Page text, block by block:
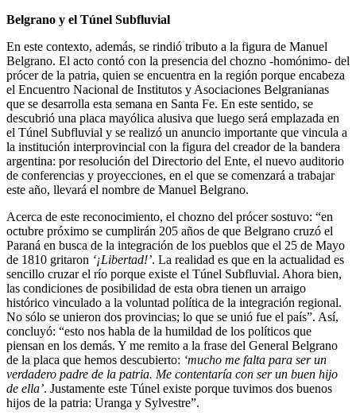
Belgrano y el Túnel Subfluvial
En este contexto, además, se rindió tributo a la figura de Manuel
Belgrano. El acto contó con la presencia del chozno -homónimo- del
prócer de la patria, quien se encuentra en la región porque encabeza
el Encuentro Nacional de Institutos y Asociaciones Belgranianas
que se desarrolla esta semana en Santa Fe. En este sentido, se
descubrió una placa mayólica alusiva que luego será emplazada en
el Túnel Subfluvial y se realizó un anuncio importante que vincula a
la institución interprovincial con la figura del creador de la bandera
argentina: por resolución del Directorio del Ente, el nuevo auditorio
de conferencias y proyecciones, en el que se comenzará a trabajar
este año, llevará el nombre de Manuel Belgrano.
Acerca de este reconocimiento, el chozno del prócer sostuvo: “en
octubre próximo se cumplirán 205 años de que Belgrano cruzó el
Paraná en busca de la integración de los pueblos que el 25 de Mayo
de 1810 gritaron ‘¡Libertad!’. La realidad es que en la actualidad es
sencillo cruzar el río porque existe el Túnel Subfluvial. Ahora bien,
las condiciones de posibilidad de esta obra tienen un arraigo
histórico vinculado a la voluntad política de la integración regional.
No sólo se unieron dos provincias; lo que se unió fue el país”. Así,
concluyó: “esto nos habla de la humildad de los políticos que
piensan en los demás. Y me remito a la frase del General Belgrano
de la placa que hemos descubierto: ‘mucho me falta para ser un
verdadero padre de la patria. Me contentaría con ser un buen hijo
de ella’. Justamente este Túnel existe porque tuvimos dos buenos
hijos de la patria: Uranga y Sylvestre”.